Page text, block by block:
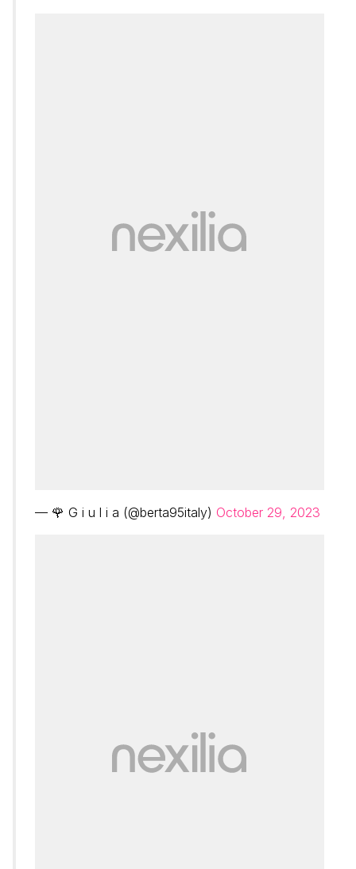
— 🌹 G i u l i a (@berta95italy) October 29, 2023